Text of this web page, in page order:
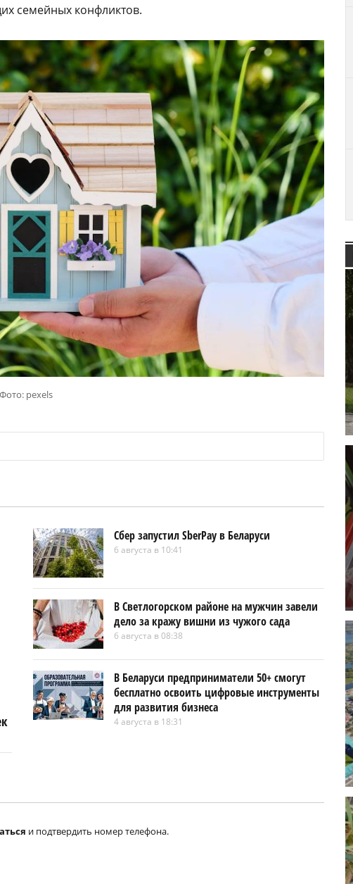
семейных конфликтов.
Фото: pexels
Сбер запустил SberPay в Беларуси
6 августа в 10:41
В Светлогорском районе на мужчин завели
дело за кражу вишни из чужого сада
6 августа в 08:38
В Беларуси предприниматели 50+ смогут
бесплатно освоить цифровые инструменты
для развития бизнеса
4 августа в 18:31
и подтвердить номер телефона.